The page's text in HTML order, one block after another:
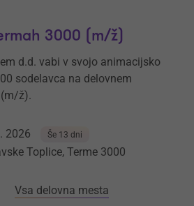
3000 (m/ž)
d.d. vabi v svojo animacijsko
sodelavca na delovnem
(m/ž).
2026 Še 13 dni
Toplice, Terme 3000
Vsa delovna mesta